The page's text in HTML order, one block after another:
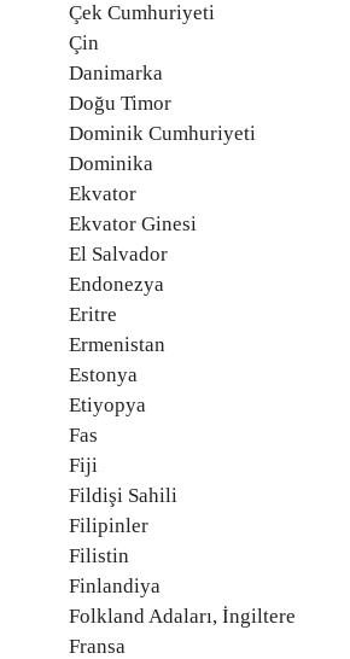
Çek Cumhuriyeti
Çin
Danimarka
Doğu Timor
Dominik Cumhuriyeti
Dominika
Ekvator
Ekvator Ginesi
El Salvador
Endonezya
Eritre
Ermenistan
Estonya
Etiyopya
Fas
Fiji
Fildişi Sahili
Filipinler
Filistin
Finlandiya
Folkland Adaları, İngiltere
Fransa